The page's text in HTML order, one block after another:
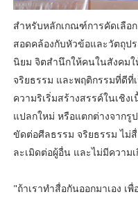
สำหรับหลักเกณฑ์การคัดเลือ
สอดคล้องกับหัวข้อและวัตถุป
นิยม จิตสำนึกให้คนในสังคม
จริยธรรม และพฤติกรรมที่ดี
ความริเริ่มสร้างสรรค์ในเชิง
แปลกใหม่ หรือแตกต่างจากรู
ขัดต่อศีลธรรม จริยธรรม ไม่
ละเมิดต่อผู้อื่น และไม่มีความเ
"ถ้าเราทำสื่อกันออกมาเอง